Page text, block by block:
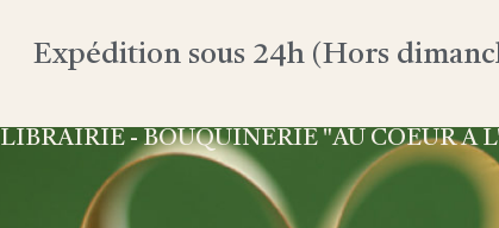
Expédition sous 24h (Hors
LIBRAIRIE - BOUQUINERIE "AU COEUR À